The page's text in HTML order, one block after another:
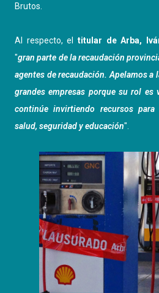
Brutos.
Al respecto, el titular de Arba,
"gran parte de la recaudación
agentes de recaudación. Apelamos a
grandes empresas porque su rol es
continúe invirtiendo recursos
salud, seguridad y educación".